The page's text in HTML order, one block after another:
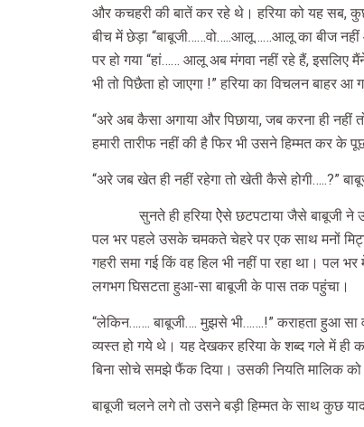
और कचहरी की बातें कर रहे थे। हरिया को यह सब,
बीच में छेड़ा “बाबूजी……वो…..आलू……आलू का बीज
पर हो गया “हां…… आलू अब मंगवा नहीं रहे हैं, इसलिए
भी तो पिछैता हो जाएगा !” हरिया का विचलन बाहर आ
“अरे अब कैसा अगाया और पिछाया, जब करना ही नहीं
हमारी तारीफ नहीं की है फिर भी उसने हिम्मत कर के
“अरे जब खेत ही नहीं रहेगा तो खेती कैसे होगी…..?”
सुनते ही हरिया ऐेसे छटपटाया जैसे बाबूजी
पल भर पहले उसके चमकते चेहरे पर एक साथ मनों
गहरी समा गई किं वह हिल भी नहीं पा रहा था।
लगभग घिसटता हुआ-सा बाबूजी के पास तक पहुंचा।
“लेकिन……. बाबूजी…. मुझसे भी…….!” कराहता हुआ
व्यस्त हो गये थे। यह देखकर हरिया के शब्द गले में ही
बिना सोचे समझे फैंक दिया। उसकी नियति मालिक
बाबूजी चलने लगे तो उसने बड़ी हिम्मत के साथ कुछ